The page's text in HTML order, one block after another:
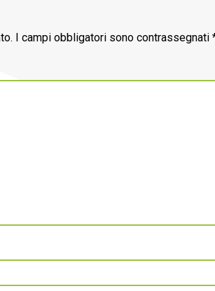
I campi obbligatori sono contrassegnati